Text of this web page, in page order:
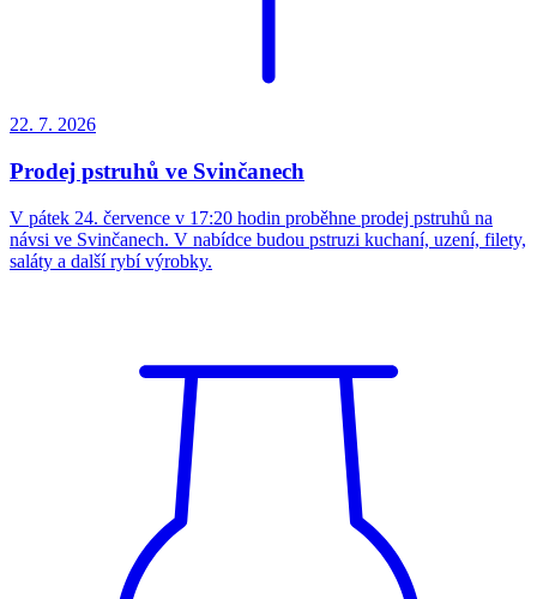
22. 7. 2026
Prodej pstruhů ve Svinčanech
V pátek 24. července v 17:20 hodin proběhne prodej pstruhů na
návsi ve Svinčanech. V nabídce budou pstruzi kuchaní, uzení, filety,
saláty a další rybí výrobky.